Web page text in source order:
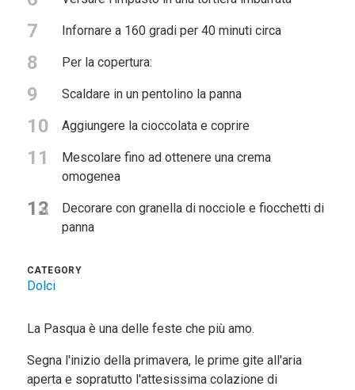
7 Infornare a 160 gradi per 40 minuti circa
8 Per la copertura:
9 Scaldare in un pentolino la panna
10 Aggiungere la cioccolata e coprire
11
Mescolare fino ad ottenere una crema
omogenea
12
13
Decorare con granella di nocciole e fiocchetti di
panna
CATEGORY
Dolci
La Pasqua è una delle feste che più amo.
Segna l'inizio della primavera, le prime gite all'aria
aperta e sopratutto l'attesissima colazione di